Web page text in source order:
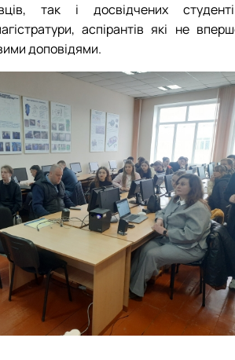
так і досвідчених
аспірантів які не
доповідями.